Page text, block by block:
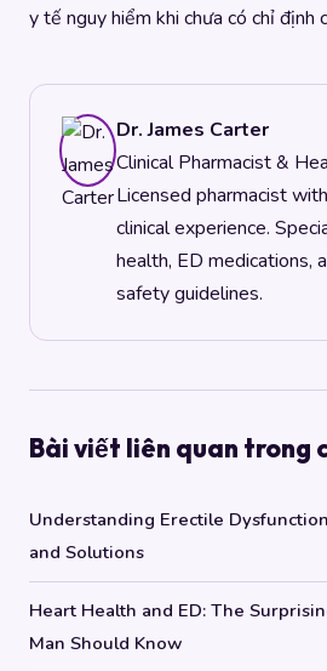
y tế nguy hiểm khi chưa có chỉ định
Dr. James Carter
Clinical Pharmacist &
Licensed pharmacist
clinical experience.
health, ED medications,
safety guidelines.
Bài viết liên quan trong
Understanding Erectile
and Solutions
Heart Health and ED: The
Man Should Know